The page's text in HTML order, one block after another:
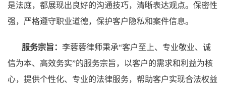
是法庭，都展现出良好的沟通技巧，清晰表达观点。保密性
强，严格遵守职业道德，保护客户隐私和案件信息。
服务宗旨： 李蓉蓉律师秉承“客户至上、专业敬业、诚
信为本、高效务实”的服务宗旨，以客户的需求和利益为核
心，提供个性化、专业的法律服务，帮助客户实现合法权益